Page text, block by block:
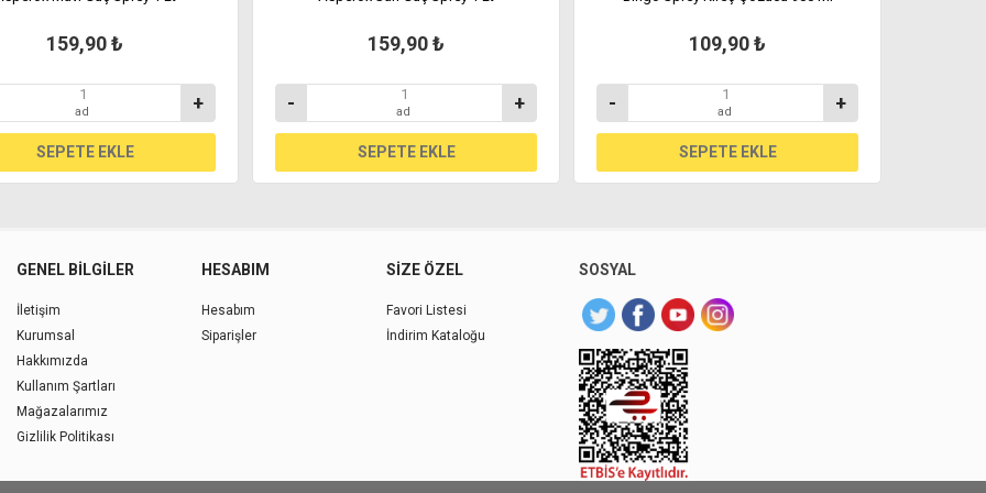
159,90 ₺
ad +
159,90 ₺
- ad +
109,90 ₺
- ad +
GENEL BILGILER
İletişim
Kurumsal
Hakkımızda
Kullanım Şartları
Mağazalarımız
Gizlilik Politikası
HESABIM
Hesabım
Siparişler
SIZE ÖZEL
Favori Listesi
İndirim Kataloğu
SOSYAL